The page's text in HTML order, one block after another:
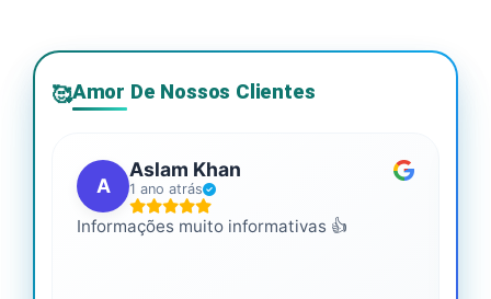
🥰Amor De Nossos Clientes
A
Aslam Khan
1 ano atrás
Informações muito informativas 👍